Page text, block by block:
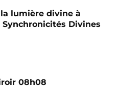
lumière divine à
Divines
08h08